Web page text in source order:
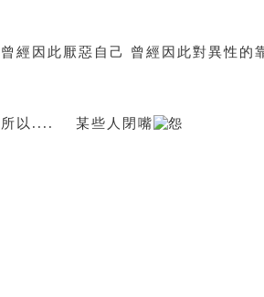
曾經因此厭惡自己 曾經因此對異性的
所以.... 某些人閉嘴